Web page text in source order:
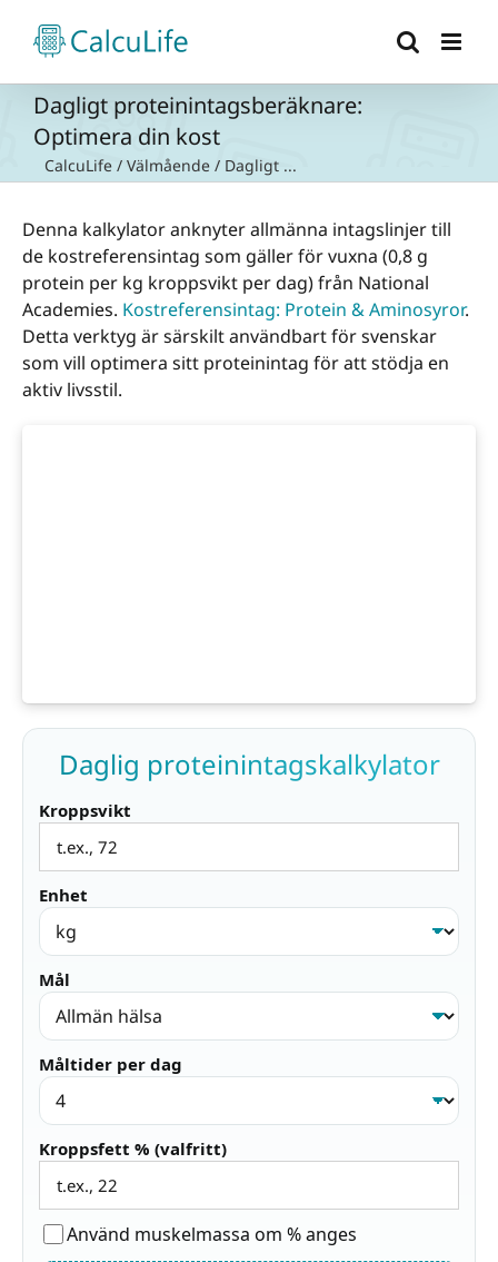
innehållet
Dagligt proteinintagsberäknare:
Optimera din kost
CalcuLife / Välmående / Dagligt ...
Denna kalkylator anknyter allmänna intagslinjer till
de kostreferensintag som gäller för vuxna (0,8 g
protein per kg kroppsvikt per dag) från National
Academies. Kostreferensintag: Protein & Aminosyror.
Detta verktyg är särskilt användbart för svenskar
som vill optimera sitt proteinintag för att stödja en
aktiv livsstil.
Daglig proteinintagskalkylator
Kroppsvikt
Enhet
Mål
Måltider per dag
Kroppsfett % (valfritt)
Använd muskelmassa om % anges